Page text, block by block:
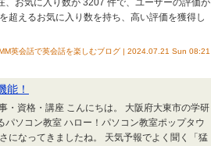
お気に入り数が 3207 件で、ユーザーの評価が
超えるお気に入り数を持ち、高い評価を獲得し
英会話で英会話を楽しむブログ | 2024.07.21 Sun 08:21
能！
・資格・講座 こんにちは。 大阪府大東市の学研
ソコン教室 ハロー！パソコン教室ポップタウ
になってきましたね。 天気予報でよく聞く「猛